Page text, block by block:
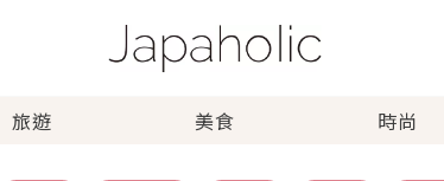
旅遊 美食 時尚